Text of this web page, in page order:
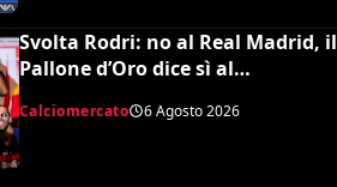
Svolta Rodri: no al Real Madrid, il
Pallone d’Oro dice sì al
Barcellona per 50 milioni
Calciomercato 6 Agosto 2026